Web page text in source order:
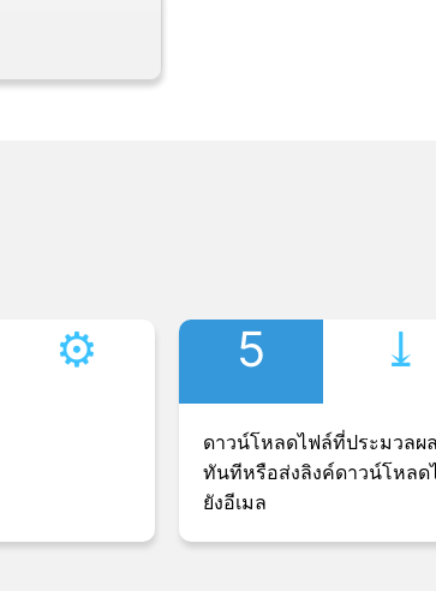
⚙︎ 5 ⤓︎
ดาวน์โหลดไฟล์ที่ประมวลผ
ทันทีหรือส่งลิงค์ดาวน์โหลด
ยังอีเมล